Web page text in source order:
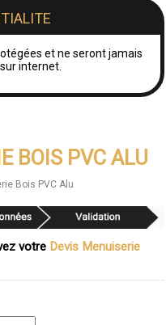
et ne seront jamais
internet.
BOIS PVC ALU
Bois PVC Alu
votre Devis Menuiserie